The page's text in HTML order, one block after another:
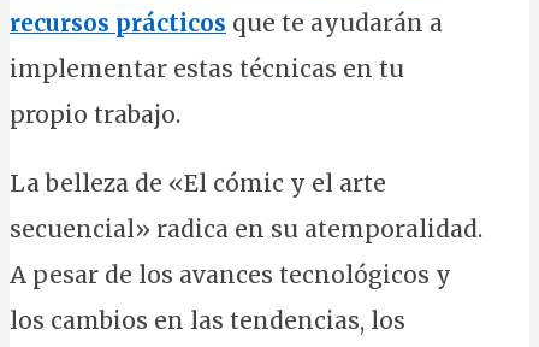
recursos prácticos que te ayudarán a
implementar estas técnicas en tu
propio trabajo.
La belleza de «El cómic y el arte
secuencial» radica en su atemporalidad.
A pesar de los avances tecnológicos y
los cambios en las tendencias, los